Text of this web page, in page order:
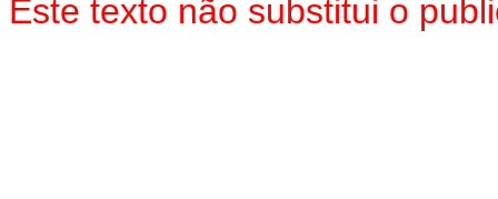
Este texto não substitui o